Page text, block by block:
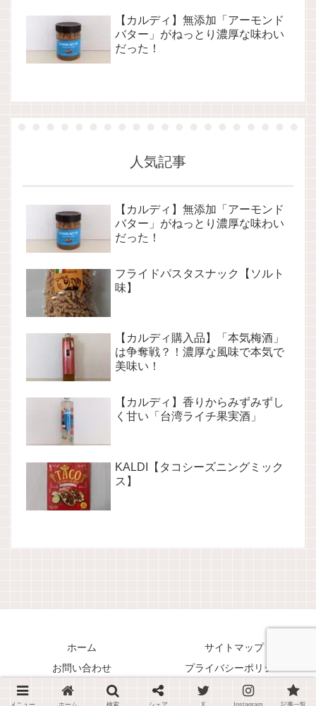
【カルディ】無添加「アーモンド
バター」がねっとり濃厚な味わい
だった！
人気記事
【カルディ】無添加「アーモンド
バター」がねっとり濃厚な味わい
だった！
フライドパスタスナック【ソルト
味】
【カルディ購入品】「本気梅酒」
は争奪戦？！濃厚な風味で本気で
美味い！
【カルディ】香りからみずみずし
く甘い「台湾ライチ果実酒」
KALDI【タコシーズニングミック
ス】
ホーム
サイトマップ
お問い合わせ
プライバシーポリシー
Copyright © 2018-2026 くまリオのススメ！ All Rights Reserved.
メニュー ホーム 検索 シェア X Instagram 記事一覧